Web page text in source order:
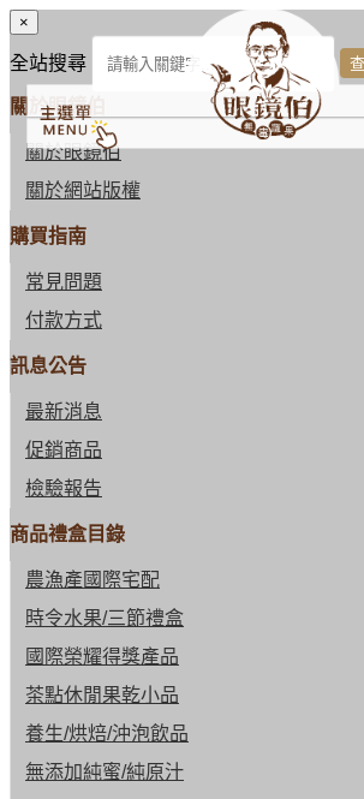
×
全站搜尋
關於眼鏡伯
關於眼鏡伯
關於網站版權
購買指南
常見問題
付款方式
訊息公告
最新消息
促銷商品
檢驗報告
商品禮盒目錄
農漁產國際宅配
時令水果/三節禮盒
國際榮耀得獎產品
茶點休閒果乾小品
養生/烘焙/沖泡飲品
無添加純蜜/純原汁